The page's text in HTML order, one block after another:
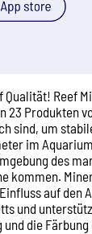
Qualität! Reef
23 Produkten
sind, um
im
des
kommen.
auf den
und
und die